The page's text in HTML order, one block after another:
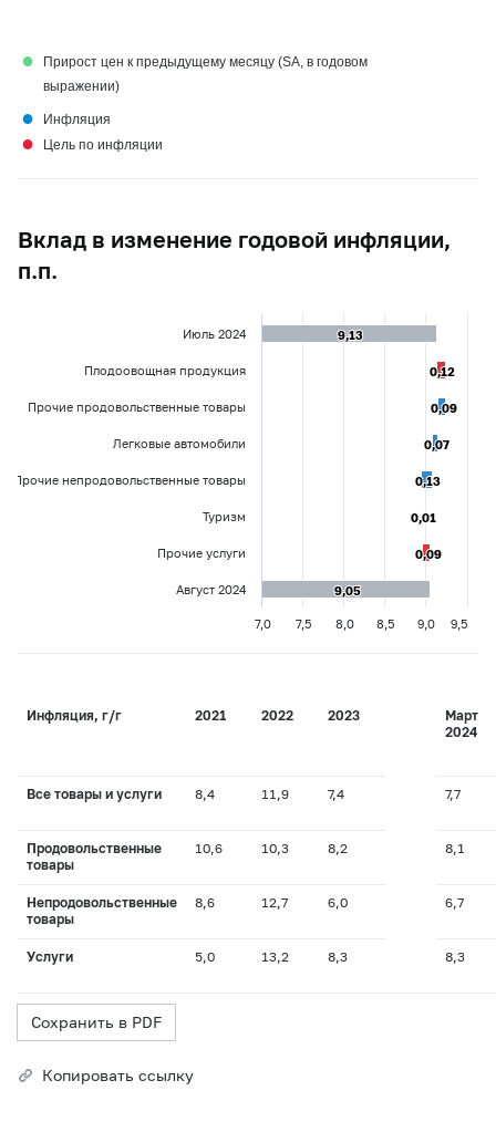
Вклад в изменение годовой инфляции,
п.п.
●
Прирост цен к предыдущему месяцу (SA, в годовом
выражении)
● Инфляция
● Цель по инфляции
9,13
9,13
9,05
9,05
0,12
0,12
0,01
0,01
0,09
0,09
0,07
0,07
0,13
0,13
0,09
0,09
Июль 2024
Плодоовощная продукция
Прочие продовольственные товары
Легковые автомобили
Прочие непродовольственные товары
Туризм
Прочие услуги
Август 2024
7,0 7,5 8,0 8,5 9,0 9,5
Инфляция, г/г 2021 2022 2023
Март
2024
Все товары и услуги 8,4 11,9 7,4 7,7
Продовольственные
товары
10,6 10,3 8,2 8,1
Непродовольственные
товары
8,6 12,7 6,0 6,7
Услуги 5,0 13,2 8,3 8,3
Сохранить в PDF
Копировать ссылку